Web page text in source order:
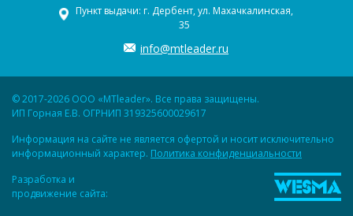
Пункт выдачи: г. Дербент, ул. Махачкалинская,
35
info@mtleader.ru
© 2017-2026 ООО «MTleader». Все права защищены.
ИП Горная Е.В. ОГРНИП 319325600029617
Информация на сайте не является офертой и носит исключительно
информационный характер. Политика конфиденциальности
Разработка и
продвижение сайта: